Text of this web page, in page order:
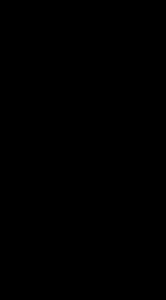
Köln
im Zeitalter